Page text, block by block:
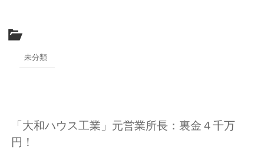
未分類
「大和ハウス工業」元営業所長：裏金４千万
円！